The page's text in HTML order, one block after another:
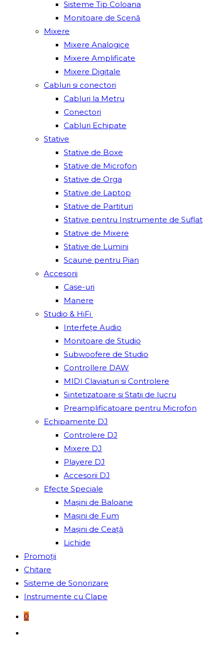
Sisteme Tip Coloana
Monitoare de Scenă
Mixere
Mixere Analogice
Mixere Amplificate
Mixere Digitale
Cabluri si conectori
Cabluri la Metru
Conectori
Cabluri Echipate
Stative
Stative de Boxe
Stative de Microfon
Stative de Orga
Stative de Laptop
Stative de Partituri
Stative pentru Instrumente de Suflat
Stative de Mixere
Stative de Lumini
Scaune pentru Pian
Accesorii
Case-uri
Manere
Studio & HiFi
Interfețe Audio
Monitoare de Studio
Subwoofere de Studio
Controllere DAW
MIDI Claviaturi si Controlere
Sintetizatoare si Statii de lucru
Preamplificatoare pentru Microfon
Echipamente DJ
Controlere DJ
Mixere DJ
Playere DJ
Accesorii DJ
Efecte Speciale
Mașini de Baloane
Mașini de Fum
Mașini de Ceață
Lichide
Promoții
Chitare
Sisteme de Sonorizare
Instrumente cu Clape
0